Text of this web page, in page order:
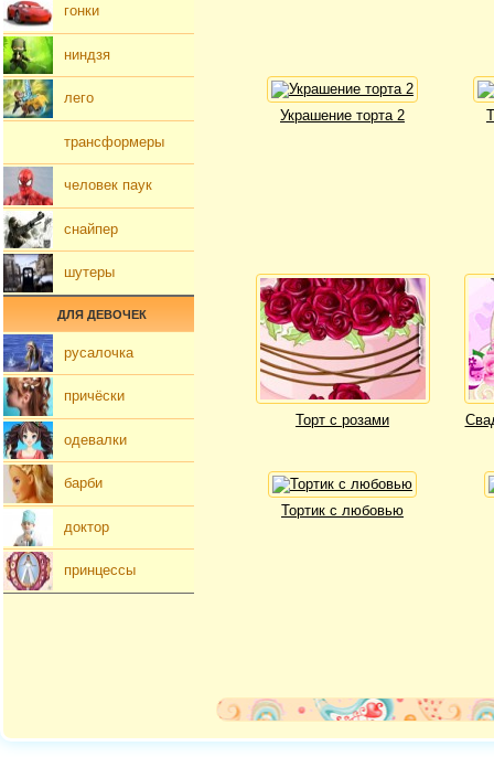
Украшение торта 2
Торт с розами
Тортик с любовью
гонки
ниндзя
лего
трансформеры
человек паук
снайпер
шутеры
ДЛЯ ДЕВОЧЕК
русалочка
причёски
одевалки
барби
доктор
принцессы